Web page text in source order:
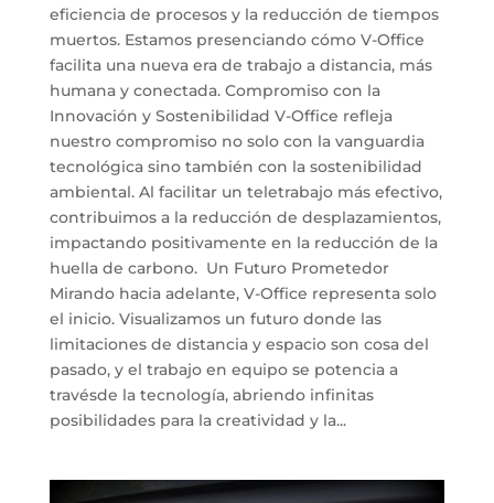
eficiencia de procesos y la reducción de tiempos
muertos. Estamos presenciando cómo V-Office
facilita una nueva era de trabajo a distancia, más
humana y conectada. Compromiso con la
Innovación y Sostenibilidad V-Office refleja
nuestro compromiso no solo con la vanguardia
tecnológica sino también con la sostenibilidad
ambiental. Al facilitar un teletrabajo más efectivo,
contribuimos a la reducción de desplazamientos,
impactando positivamente en la reducción de la
huella de carbono. Un Futuro Prometedor
Mirando hacia adelante, V-Office representa solo
el inicio. Visualizamos un futuro donde las
limitaciones de distancia y espacio son cosa del
pasado, y el trabajo en equipo se potencia a
travésde la tecnología, abriendo infinitas
posibilidades para la creatividad y la...